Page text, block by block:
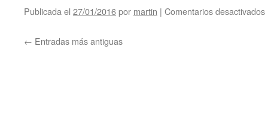
Publicada el 27/01/2016por martin | Comentarios desactivados
← Entradas más antiguas